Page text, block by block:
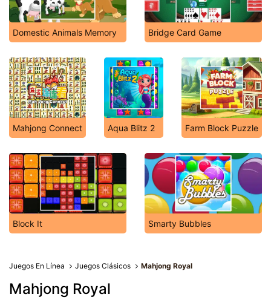
Domestic Animals Memory Bridge Card Game
Mahjong Connect Aqua Blitz 2 Farm Block Puzzle
Block It Smarty Bubbles
Juegos En Línea Juegos Clásicos Mahjong Royal
Mahjong Royal